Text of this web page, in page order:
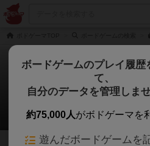
マジック
Junsuke Katagiriさ
6 2 21
ボードゲームのプレイ履歴
て、
自分のデータを管理しま
約75,000人がボドゲーマを
遊んだボードゲームを